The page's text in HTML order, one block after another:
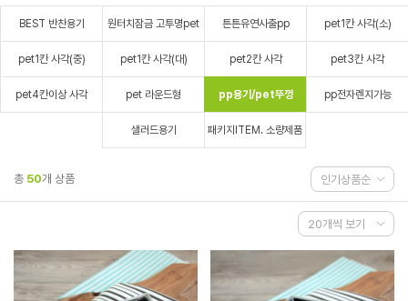
BEST 반찬용기 원터치잠금 고투명pet 튼튼유연사출pp pet1칸 사각(소)
pet1칸 사각(중) pet1칸 사각(대) pet2칸 사각 pet3칸 사각
pet4칸이상 사각 pet 라운드형 pp용기/pet뚜껑 pp전자렌지가능
샐러드용기 패키지ITEM. 소량제품
총 50개 상품